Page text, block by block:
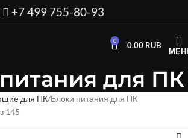
+7 499 755-80-93
0 0.00 RUB
для ПК
для ПК Блоки питания для ПК
145